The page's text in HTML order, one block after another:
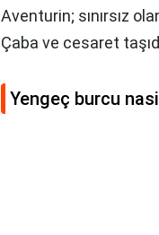
Aventurin; sınırsız
Çaba ve cesaret
Yengeç burcu